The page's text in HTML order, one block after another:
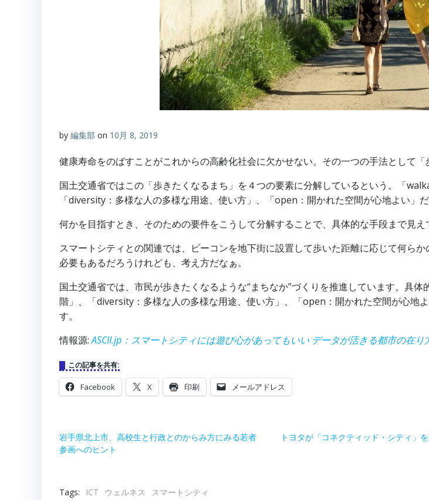
by 編集部 on 10月 8, 2019
健康寿命をのばすことがこれからの高齢化社会に欠かせない。その一つの手法として「
国土交通省ではこの「歩きたくなるまち」を４つの要素に分解しているという。「
「diversity：多様な人の多様な用途、使い方」、「open：開かれた空間が心地よい」だ
何かを目指すとき、そのための要件をこうして分解することで、具体的な手段まで見え
スマートシティとの関連では、ビーコンを地下街に設置して歩いた距離に応じて何ら
必要もあるだろうけれども、考え方だなぁ。
国土交通省では、市民が歩きたくなるような“まちなか”づくりを推進しています。具
階」、「diversity：多様な人の多様な用途、使い方」、「open：開かれた空間が心地
す。
情報源:ASCII.jp：スマートシティには遊び心があってもいい データが活きる都市の在
この記事を共有:
Facebook X 印刷 メールアドレス
岩手県北上市、高校生と行政とのからみ方にみる若者
参画へのヒント
トヨタが「コネクティッド・シティ」
Tags: ICT ウェルネス スマートシティ